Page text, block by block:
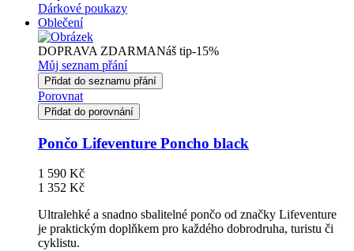
Dárkové poukazy
Oblečení
DOPRAVA ZDARMANáš tip-15%
Můj seznam přání
Přidat do seznamu přání
Porovnat
Přidat do porovnání
Pončo Lifeventure Poncho black
1 590 Kč
1 352 Kč
Ultralehké a snadno sbalitelné pončo od značky Lifeventure
je praktickým doplňkem pro každého dobrodruha, turistu či
cyklistu.